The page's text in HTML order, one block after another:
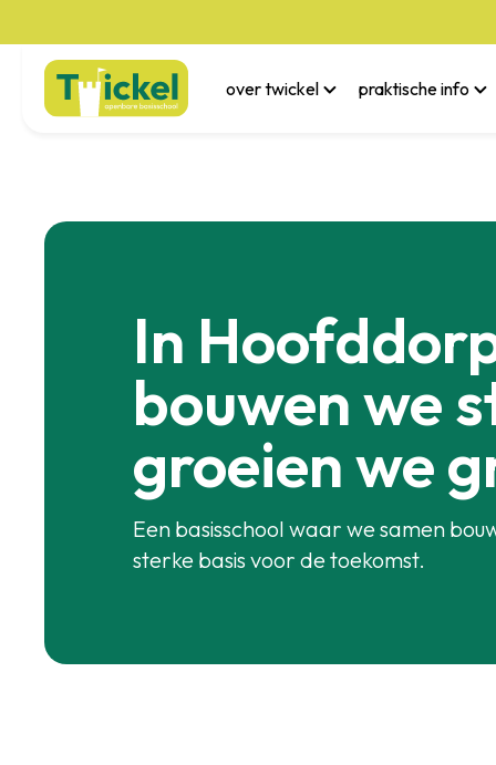
over twickel praktische info
In
bouwen we
groeien we
Een basisschool waar we samen
sterke basis voor de toekomst.